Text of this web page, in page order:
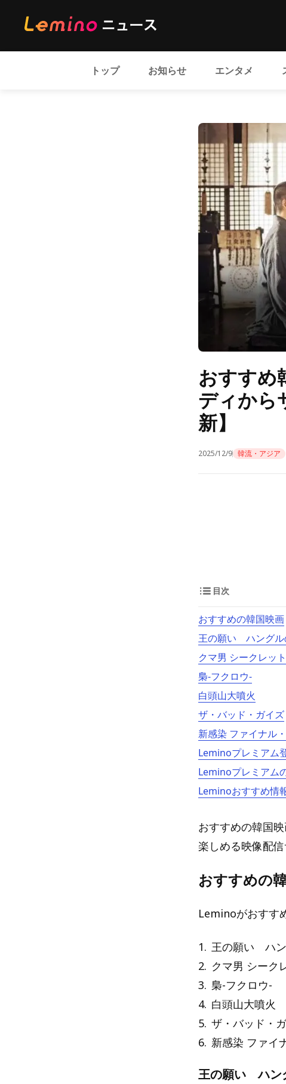
トップ お知らせ エンタメ
おすすめ
ディから
新】
2025/12/9 韓流・アジア
目次
おすすめの韓国映画
王の願い ハングル
クマ男 シークレッ
梟-フクロウ-
白頭山大噴火
ザ・バッド・ガイズ
新感染 ファイナル
Leminoプレミアム
Leminoプレミアム
Leminoおすすめ情
おすすめの韓国
楽しめる映像配
おすすめの
Leminoがおすす
1. 王の願い ハン
2. クマ男 シーク
3. 梟-フクロウ-
4. 白頭山大噴火
5. ザ・バッド・
6. 新感染 ファイ
王の願い ハン